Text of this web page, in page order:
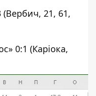
(Вербич, 21, 61,
0:1 (Каріока,